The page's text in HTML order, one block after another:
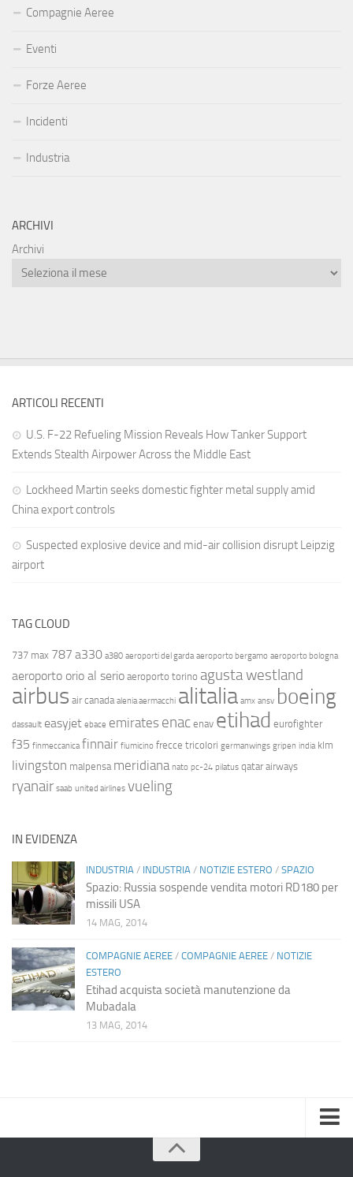
Compagnie Aeree
Eventi
Forze Aeree
Incidenti
Industria
ARCHIVI
Archivi
ARTICOLI RECENTI
U.S. F-22 Refueling Mission Reveals How Tanker Support
Extends Stealth Airpower Across the Middle East
Lockheed Martin seeks domestic fighter metal supply amid
China export controls
Suspected explosive device and mid-air collision disrupt Leipzig
airport
TAG CLOUD
737 max 787 a330 a380 aeroporti del garda aeroporto bergamo aeroporto bologna
aeroporto orio al serio aeroporto torino agusta westland
airbus air canada alenia aermacchi alitalia amx ansv boeing
dassault easyjet ebace emirates enac enav etihad eurofighter
f35 finmeccanica finnair fiumicino frecce tricolori germanwings gripen india klm
livingston malpensa meridiana nato pc-24 pilatus qatar airways
ryanair saab united airlines vueling
IN EVIDENZA
INDUSTRIA / INDUSTRIA / NOTIZIE ESTERO / SPAZIO
Spazio: Russia sospende vendita motori RD180 per
missili USA
14 MAG, 2014
COMPAGNIE AEREE / COMPAGNIE AEREE / NOTIZIE
ESTERO
Etihad acquista società manutenzione da
Mubadala
13 MAG, 2014